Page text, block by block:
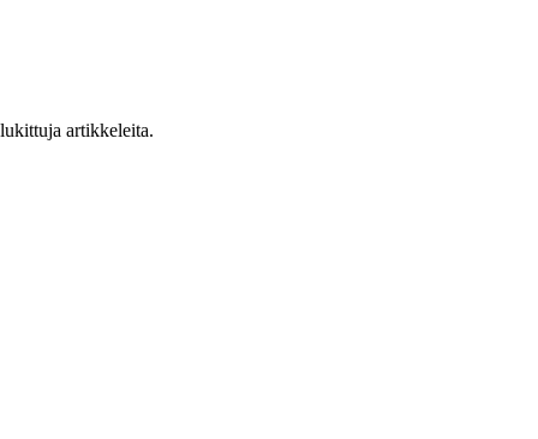
artikkeleita.